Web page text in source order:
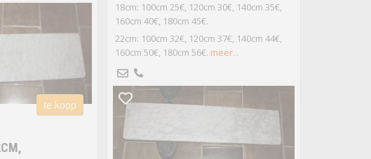
18cm: 100cm 25€, 120cm 30€, 140cm 35€,
160cm 40€, 180cm 45€.
22cm: 100cm 32€, 120cm 37€, 140cm 44€,
160cm 50€, 180cm 56€. meer...
te koop